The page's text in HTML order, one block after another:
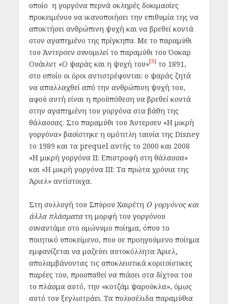
οποίο η γοργόνα περνά σκληρές δοκιμασίες
προκειμένου να ικανοποιήσει την επιθυμία της να
αποκτήσει ανθρώπινη ψυχή και να βρεθεί κοντά
στον αγαπημένο της πρίγκηπα. Με το παραμύθι
του Άντερσεν συνομιλεί το παραμύθι του Όσκαρ
Ουάιλντ «Ο ψαράς και η ψυχή του»[3] το 1891,
στο οποίο οι όροι αντιστρέφονται: ο ψαράς ζητά
να απαλλαχθεί από την ανθρώπινη ψυχή του,
αφού αυτή είναι η προϋπόθεση να βρεθεί κοντά
στην αγαπημένη του γοργόνα στα βάθη της
θάλασσας. Στο παραμύθι του Άντερσεν «Η μικρή
γοργόνα» βασίστηκε η ομότιτλη ταινία της Disney
το 1989 και τα prequel αυτής το 2000 και 2008
«Η μικρή γοργόνα ΙΙ: Επιστροφή στη θάλασσα»
και «Η μικρή γοργόνα ΙΙΙ: Τα πρώτα χρόνια της
Άριελ» αντίστοιχα.
Στη συλλογή του Σπύρου Χαιρέτη Ο γοργόνος και
άλλα πλάσματατη μορφή του γοργόνου
συναντάμε στο ομώνυμο ποίημα, όπου το
ποιητικό υποκείμενο, που σε προηγούμενο ποίημα
εμφανίζεται να μαζεύει αυτοκόλλητα Άριελ,
απολαμβάνοντας τις αποκλειστικά κοριτσίστικες
παρέες του, προσπαθεί να πιάσει στα δίχτυα του
το πλάσμα αυτό, την «κοτζάμ ψαρούκλα», όμως
αυτό του ξεγλιστράει. Τα πολυσέλιδα παραμύθια